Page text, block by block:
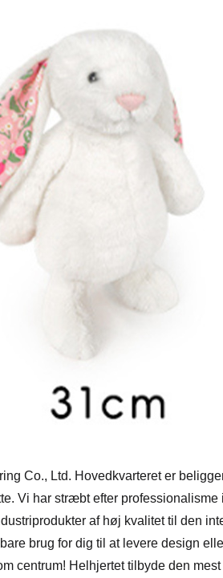
Co., Ltd. Hovedkvarteret er
Vi har stræbt efter
af høj kvalitet til den
brug for dig til at levere design
centrum! Helhjertet tilbyde den